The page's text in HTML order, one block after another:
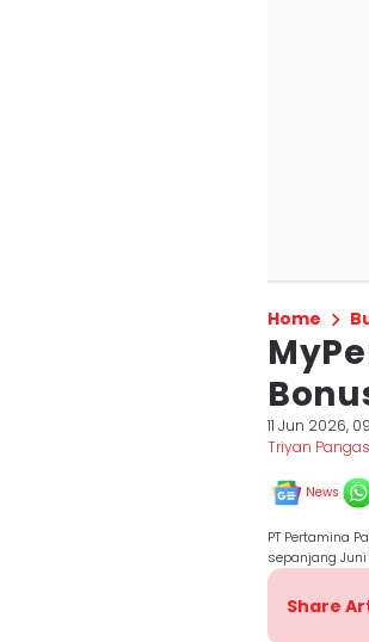
Home
11 Jun 2026,
Triyan
News
PT Pertamina
sepanjang
Share